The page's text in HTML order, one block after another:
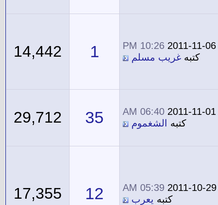
2011-11-06
10:26 PM
كتبه غريب مسلم 1
14,442
2011-11-01
06:40 AM
كتبه
الشغموم 35
29,712
2011-10-29
05:39 AM
كتبه يعرب 12
17,355